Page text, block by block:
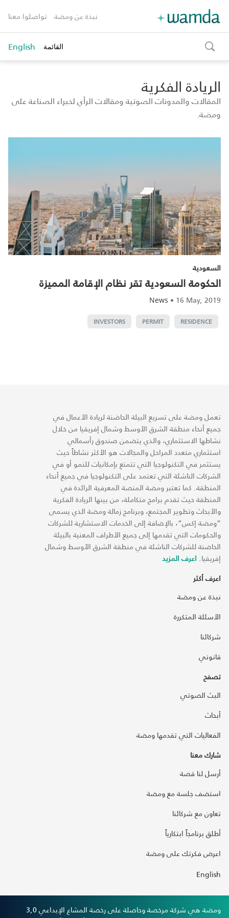
نبذة عن ومضة تواصلوا معنا
toggle
search
القائمة English
الريادة الفكرية
المقالات والمدونات الصوتية ومقالات الرأي لخبراء الصناعة على
ومضة.
السعودية
الحكومة السعودية تقر نظام الإقامة المميزة
News • 16 May, 2019
RESIDENCE
PERMIT
INVESTORS
تعمل ومضة على تسريع البيئة الحاضنة لريادة الأعمال في
جميع أنحاء منطقة الشرق الأوسط وشمال إفريقيا من خلال
نشاطها الاستثماري، والذي يتضمن صندوق رأسمالي
استثماري متعدد المراحل والمجالات هو الأكثر نشاطاً حيث
يستثمر في التكنولوجيا التي تتمتع بإمكانيات للنمو أو في
الشركات الناشئة التي تعتمد على التكنولوجيا في جميع أنحاء
المنطقة. كما تعتبر ومضة المنصة المعرفية الرائدة في
المنطقة حيث تقدم برامج متكاملة، من بينها الريادة الفكرية
والأبحاث وتطوير المجتمع، وبرنامج زمالة ومضة الذي يسمى
“ومضة إكس“، بالإضافة إلى الخدمات الاستشارية للشركات
والحكومات التي تقدمها إلى جميع الأطراف المعنية بالبيئة
الحاضنة للشركات الناشئة في منطقة الشرق الأوسط وشمال
إفريقيا. اعرف المزيد
اعرف أكثر
نبذة عن ومضة
الأسئلة المتكررة
شركائنا
قانوني
تصفح
البث الصوتي
أبحاث
الفعاليات التي تقدمها ومضة
شارك معنا
أرسل لنا قصة
استضف جلسة مع ومضة
تعاون مع شركائنا
أطلق برنامجاً ابتكارياً
اعرض فكرتك على ومضة
English
ومضة هي شركة مرخصة وحاصلة على رخصة المشاع الإبداعي 3,0